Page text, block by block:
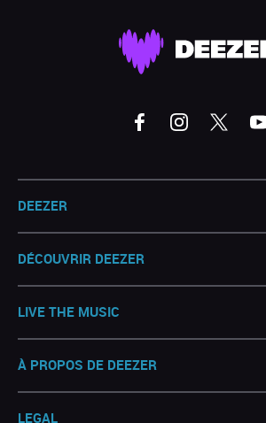
DEEZER
DÉCOUVRIR DEEZER
LIVE THE MUSIC
À PROPOS DE DEEZER
LEGAL